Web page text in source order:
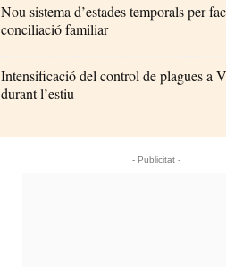
Nou sistema d’estades temporals per
conciliació familiar
Intensificació del control de plagues a
durant l’estiu
- Publicitat -